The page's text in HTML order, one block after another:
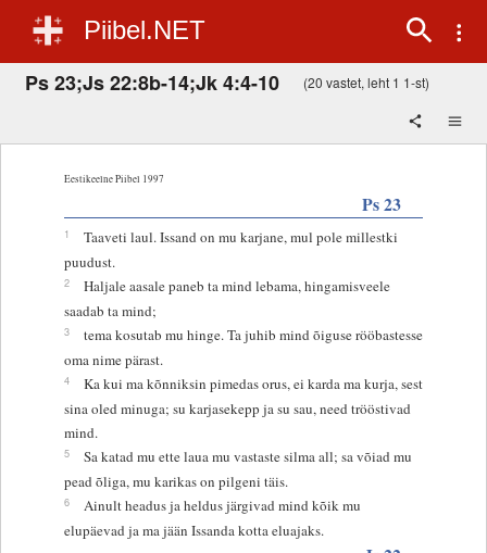
Piibel.NET
Ps 23;Js 22:8b-14;Jk 4:4-10 (20 vastet, leht 1 1-st)
Eestikeelne Piibel 1997
Ps 23
1
Taaveti laul. Issand on mu karjane, mul pole millestki
puudust.
2
Haljale aasale paneb ta mind lebama, hingamisveele
saadab ta mind;
3
tema kosutab mu hinge. Ta juhib mind õiguse rööbastesse
oma nime pärast.
4
Ka kui ma kõnniksin pimedas orus, ei karda ma kurja, sest
sina oled minuga; su karjasekepp ja su sau, need trööstivad
mind.
5
Sa katad mu ette laua mu vastaste silma all; sa võiad mu
pead õliga, mu karikas on pilgeni täis.
6
Ainult headus ja heldus järgivad mind kõik mu
elupäevad ja ma jään Issanda kotta eluajaks.